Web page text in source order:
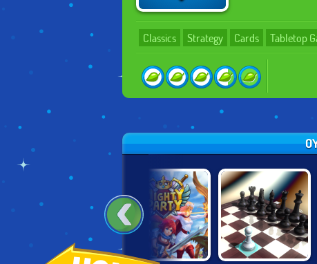
Classics Strategy Cards Tabletop